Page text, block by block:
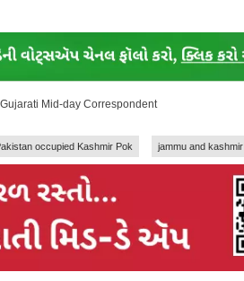
Mid-day Correspondent
occupied Kashmir Pok jammu and kashmir